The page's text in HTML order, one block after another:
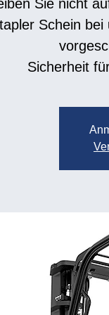
Sie nicht
Schein bei